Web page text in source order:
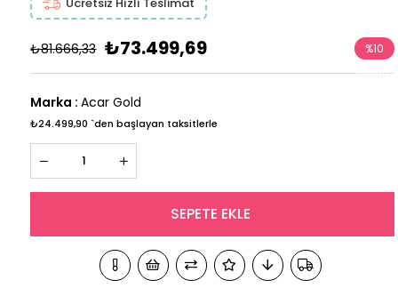
₺81.666,33 ₺73.499,69 %10
İndirim
Marka : Acar Gold
₺24.499,90 `den başlayan taksitlerle